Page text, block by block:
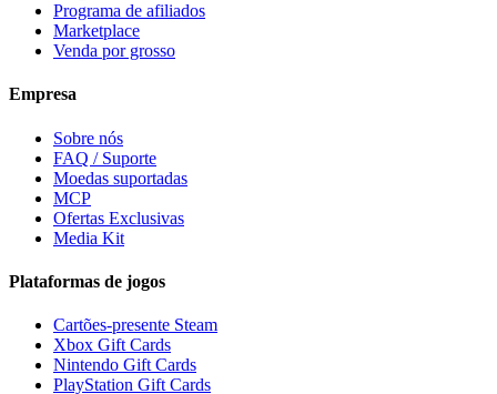
Programa de afiliados
Marketplace
Venda por grosso
Empresa
Sobre nós
FAQ / Suporte
Moedas suportadas
MCP
Ofertas Exclusivas
Media Kit
Plataformas de jogos
Cartões-presente Steam
Xbox Gift Cards
Nintendo Gift Cards
PlayStation Gift Cards